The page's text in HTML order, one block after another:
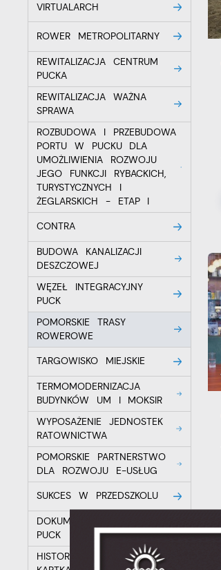
VIRTUALARCH
ROWER METROPOLITARNY
REWITALIZACJA CENTRUM
PUCKA
REWITALIZACJA WAŻNA
SPRAWA
ROZBUDOWA I PRZEBUDOWA
PORTU W PUCKU DLA
UMOŻLIWIENIA ROZWOJU
JEGO FUNKCJI RYBACKICH,
TURYSTYCZNYCH I
ŻEGLARSKICH - ETAP I
CONTRA
BUDOWA KANALIZACJI
DESZCZOWEJ
WĘZEŁ INTEGRACYJNY
PUCK
POMORSKIE TRASY
ROWEROWE
TARGOWISKO MIEJSKIE
TERMOMODERNIZACJA
BUDYNKÓW UM I MOKSIR
WYPOSAŻENIE JEDNOSTEK
RATOWNICTWA
POMORSKIE PARTNERSTWO
DLA ROZWOJU E-USŁUG
SUKCES W PRZEDSZKOLU
DOKUMENTACJA MARINA
PUCK
HISTORIA PUCKA NA